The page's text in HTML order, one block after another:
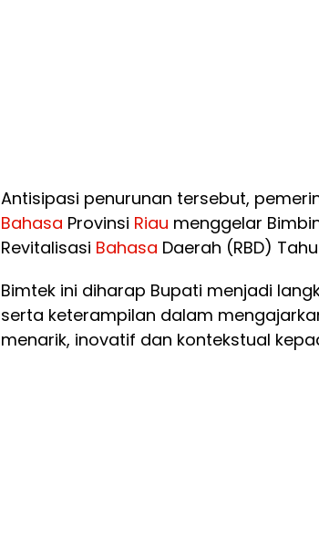
Antisipasi penurunan tersebut,
Bahasa Provinsi Riau menggelar
Revitalisasi Bahasa Daerah (RBD)
Bimtek ini diharap Bupati menjadi
serta keterampilan dalam
menarik, inovatif dan kontekstual